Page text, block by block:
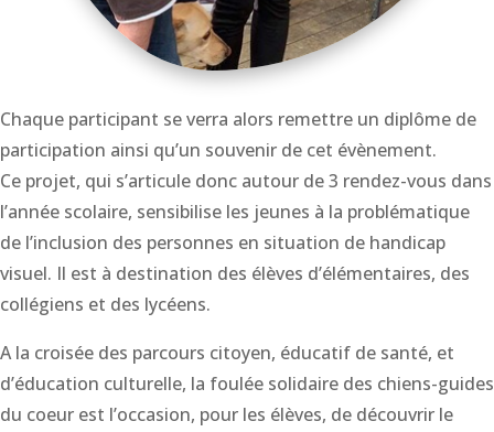
Chaque participant se verra alors remettre un diplôme de
participation ainsi qu’un souvenir de cet évènement.
Ce projet, qui s’articule donc autour de 3 rendez-vous dans
l’année scolaire, sensibilise les jeunes à la problématique
de l’inclusion des personnes en situation de handicap
visuel. Il est à destination des élèves d’élémentaires, des
collégiens et des lycéens.
A la croisée des parcours citoyen, éducatif de santé, et
d’éducation culturelle, la foulée solidaire des chiens-guides
du coeur est l’occasion, pour les élèves, de découvrir le